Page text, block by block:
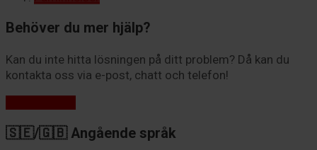
Behöver du mer hjälp?
Kan du inte hitta lösningen på ditt problem? Då kan du
kontakta oss via e-post, chatt och telefon!
🇸🇪/🇬🇧 Angående språk